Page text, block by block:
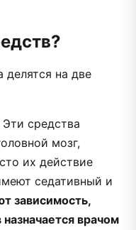
делятся на две
Эти средства
мозг,
их действие
седативный и
зависимость,
врачом